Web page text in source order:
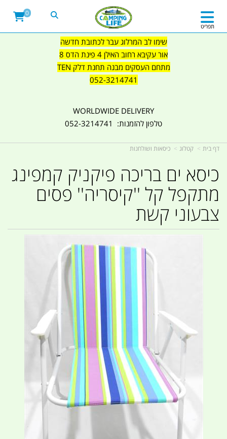
שימו לב המרלוג עבר לכתובת חדשה
אור עקיבא רחוב האילן 4 פינת הדס 8
מתחם העסקים מבנה תחנת דלק TEN
052-3214741
WORLDWIDE DELIVERY
טלפון להזמנות: 052-3214741
תפריט
0
דף בית קטלוג כיסאות ושולחנות
כיסא ים בריכה פיקניק קמפינג
מתקפל קל ''קיסריה'' פסים
צבעוני קשת